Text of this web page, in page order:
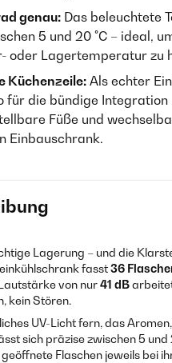
genau: Das beleuchtete
5 und 20 °C – ideal,
oder Lagertemperatur zu
Küchenzeile: Als echter
für die bündige
Füße und
Einbauschrank.
Lagerung – und die
fasst36
von nur41 dB
kein Stören.
UV-Licht fern, das
sich präzise zwischen 5 und
Flaschen jeweils bei